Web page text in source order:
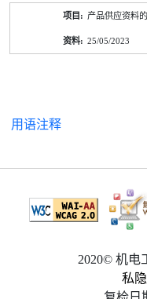
产品供应资料
25/05/2023
用语注释
2020© 机电
私